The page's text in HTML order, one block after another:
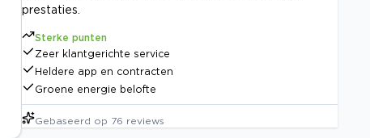
prestaties.
Sterke punten
Zeer klantgerichte service
Heldere app en contracten
Groene energie belofte
Gebaseerd op 76 reviews